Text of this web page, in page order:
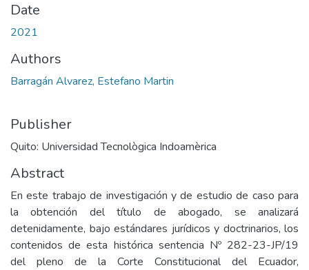
Date
2021
Authors
Barragán Alvarez, Estefano Martin
Publisher
Quito: Universidad Tecnològica Indoamèrica
Abstract
En este trabajo de investigación y de estudio de caso para
la obtención del título de abogado, se analizará
detenidamente, bajo estándares jurídicos y doctrinarios, los
contenidos de esta histórica sentencia Nº 282-23-JP/19
del pleno de la Corte Constitucional del Ecuador,